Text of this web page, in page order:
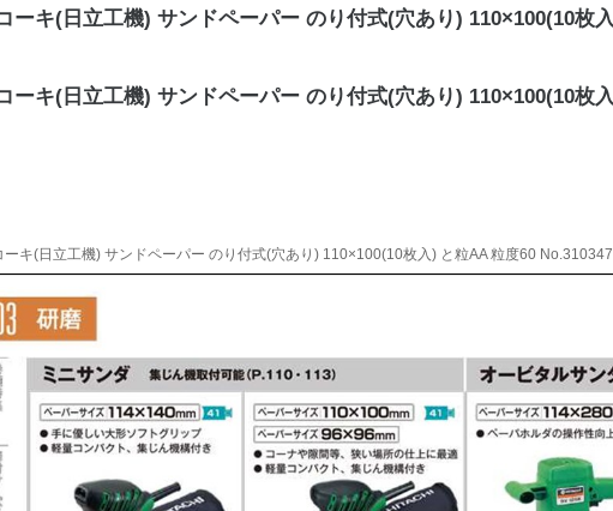
ーキ(日立工機) サンドペーパー のり付式(穴あり) 110×100(10枚
ーキ(日立工機) サンドペーパー のり付式(穴あり) 110×100(10枚
ーキ(日立工機) サンドペーパー のり付式(穴あり) 110×100(10枚入) と粒AA 粒度60